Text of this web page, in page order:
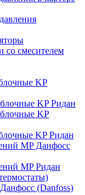
со смесителем
KP
KP Ридан
KP
KP Ридан
MP Данфосс
MP Ридан
(Danfoss)